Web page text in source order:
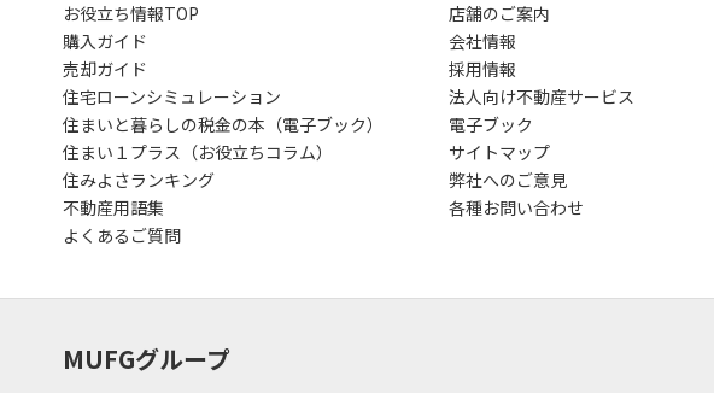
お役立ち情報TOP
購入ガイド
売却ガイド
住宅ローンシミュレーション
住まいと暮らしの税金の本（電子ブック）
住まい１プラス（お役立ちコラム）
住みよさランキング
不動産用語集
よくあるご質問
店舗のご案内
会社情報
採用情報
法人向け不動産サービス
電子ブック
サイトマップ
弊社へのご意見
各種お問い合わせ
MUFGグループ